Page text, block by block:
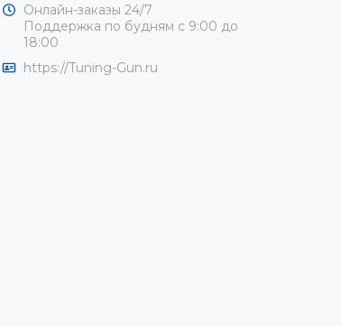
Онлайн-заказы 24/7
Поддержка по будням с 9:00 до
18:00
https://Tuning-Gun.ru